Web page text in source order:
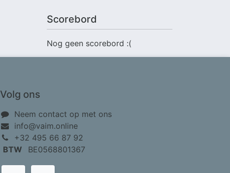
Scorebord
Nog geen scorebord :(
Volg ons
Neem contact op met ons
info@vaim.online
+32 495 66 87 92
BTW
BE0568801367